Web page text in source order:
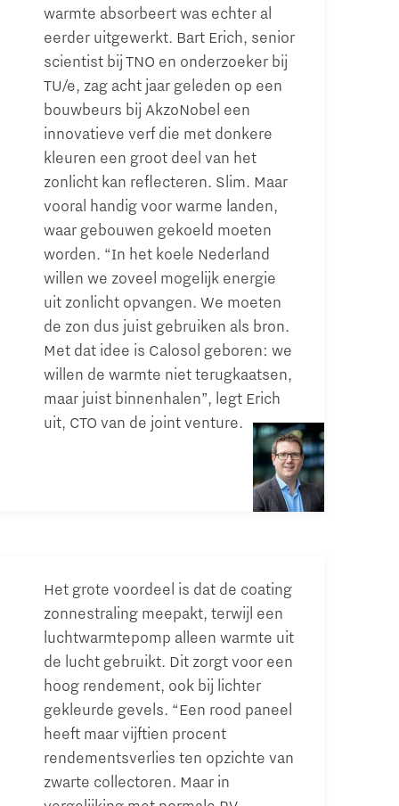
warmte absorbeert was echter al
eerder uitgewerkt. Bart Erich, senior
scientist bij TNO en onderzoeker bij
TU/e, zag acht jaar geleden op een
bouwbeurs bij AkzoNobel een
innovatieve verf die met donkere
kleuren een groot deel van het
zonlicht kan reflecteren. Slim. Maar
vooral handig voor warme landen,
waar gebouwen gekoeld moeten
worden. “In het koele Nederland
willen we zoveel mogelijk energie
uit zonlicht opvangen. We moeten
de zon dus juist gebruiken als bron.
Met dat idee is Calosol geboren: we
willen de warmte niet terugkaatsen,
maar juist binnenhalen”, legt Erich
uit, CTO van de joint venture.
Het grote voordeel is dat de coating
zonnestraling meepakt, terwijl een
luchtwarmtepomp alleen warmte uit
de lucht gebruikt. Dit zorgt voor een
hoog rendement, ook bij lichter
gekleurde gevels. “Een rood paneel
heeft maar vijftien procent
rendementsverlies ten opzichte van
zwarte collectoren. Maar in